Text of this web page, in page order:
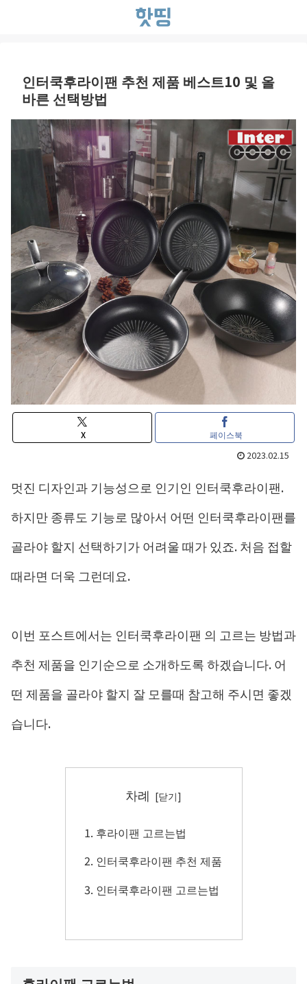
인터쿡후라이팬 추천 제품 베스트10 및 올
바른 선택방법
X 페이스북
2023.02.15
멋진 디자인과 기능성으로 인기인 인터쿡후라이팬.
하지만 종류도 기능로 많아서 어떤 인터쿡후라이팬를
골라야 할지 선택하기가 어려울 때가 있죠. 처음 접할
때라면 더욱 그런데요.
이번 포스트에서는 인터쿡후라이팬 의 고르는 방법과
추천 제품을 인기순으로 소개하도록 하겠습니다. 어
떤 제품을 골라야 할지 잘 모를때 참고해 주시면 좋겠
습니다.
차례
후라이팬 고르는법
인터쿡후라이팬 추천 제품
인터쿡후라이팬 고르는법